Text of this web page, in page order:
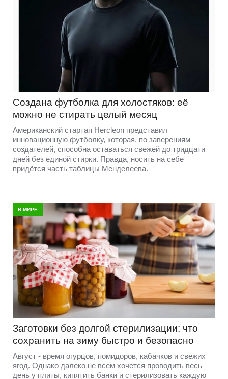
Создана футболка для холостяков: её
можно не стирать целый месяц
Американский стартап Hercleon представил
инновационную футболку, которая, по заверениям
создателей, способна оставаться свежей до тридцати
дней без единой стирки. Правда, носить на себе
придётся часть таблицы Менделеева.
В МИРЕ
Заготовки без долгой стерилизации: что
сохранить на зиму быстро и безопасно
Август - время огурцов, помидоров, кабачков и свежих
ягод. Однако далеко не всем хочется проводить весь
день у плиты, кипятить банки и стерилизовать каждую